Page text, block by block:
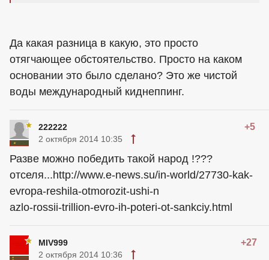
Да какая разница в какую, это просто
отягчающее обстоятельство. Просто на каком
основании это было сделано? Это же чистой
воды международный киднеппинг.
222222 +5
2 октября 2014 10:35
Разве можно победить такой народ !???
отселя...http://www.e-news.su/in-world/27730-kak-
evropa-reshila-otmorozit-ushi-n
azlo-rossii-trillion-evro-ih-poteri-ot-sankciy.html
MIV999 +27
2 октября 2014 10:36